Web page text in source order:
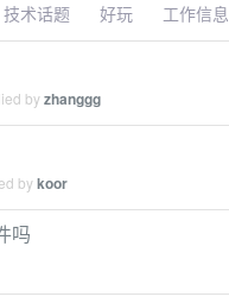
技术话题 好玩 工作信息
byzhanggg
bykoor
吗